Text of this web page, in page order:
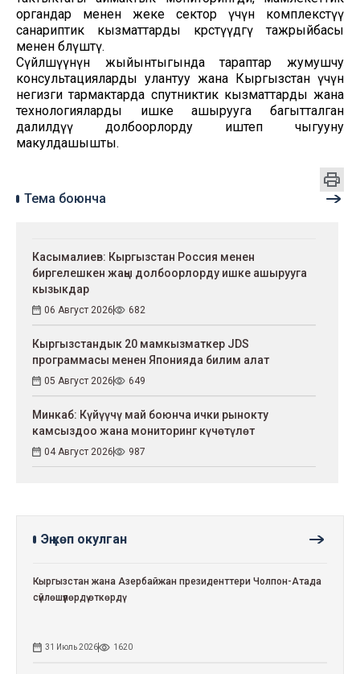
органдар менен жеке сектор үчүн комплекстүү
санариптик кызматтарды көрсөтүүдөгү тажрыйбасы
менен бөлүштү.
Сүйлөшүүнүн жыйынтыгында тараптар жумушчу
консультацияларды улантуу жана Кыргызстан үчүн
негизги тармактарда спутниктик кызматтарды жана
технологияларды ишке ашырууга багытталган
далилдүү долбоорлорду иштеп чыгууну
макулдашышты.
Тема боюнча
Касымалиев: Кыргызстан Россия менен
биргелешкен жаңы долбоорлорду ишке ашырууга
кызыкдар
06 Август 2026 682
Кыргызстандык 20 мамкызматкер JDS
программасы менен Японияда билим алат
05 Август 2026 649
Минкаб: Күйүүчү май боюнча ички рынокту
камсыздоо жана мониторинг күчөтүлөт
04 Август 2026 987
Эң көп окулган
Кыргызстан жана Азербайжан президенттери Чолпон-Атада
сүйлөшүүлөрдү өткөрдү
31 Июль 2026 1620